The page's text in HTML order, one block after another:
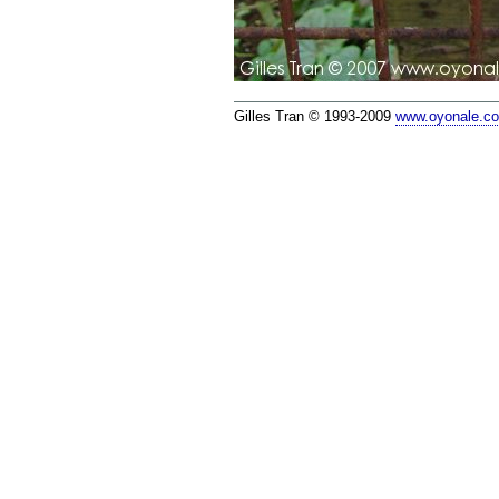
Gilles Tran © 1993-2009